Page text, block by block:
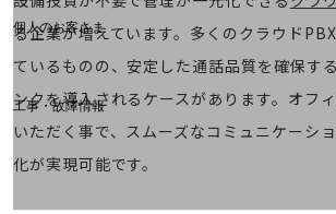
Web明細(My docomo)
個人のお客さま
NTTドコモ
工事・故障情報
お客さまサポートサイト
SDPFナレッジセンター
る企業が増えています。多くのクラウド
ているものの、安定した通話品質を確保す
ンクを導入されるケースがあります。オフ
いただく事で、スムーズなコミュニケーシ
化が実現可能です。